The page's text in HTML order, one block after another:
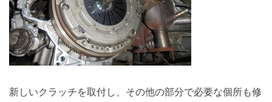
新しいクラッチを取付し、その他の部分で必要な個所も修